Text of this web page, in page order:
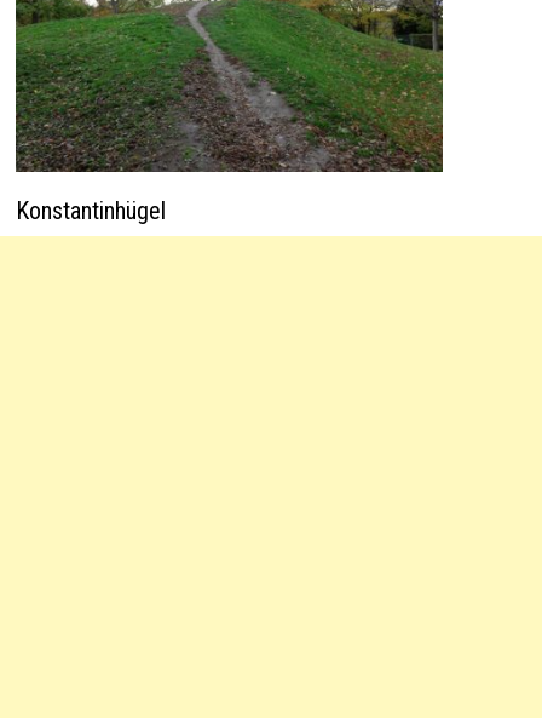
Konstantinhügel